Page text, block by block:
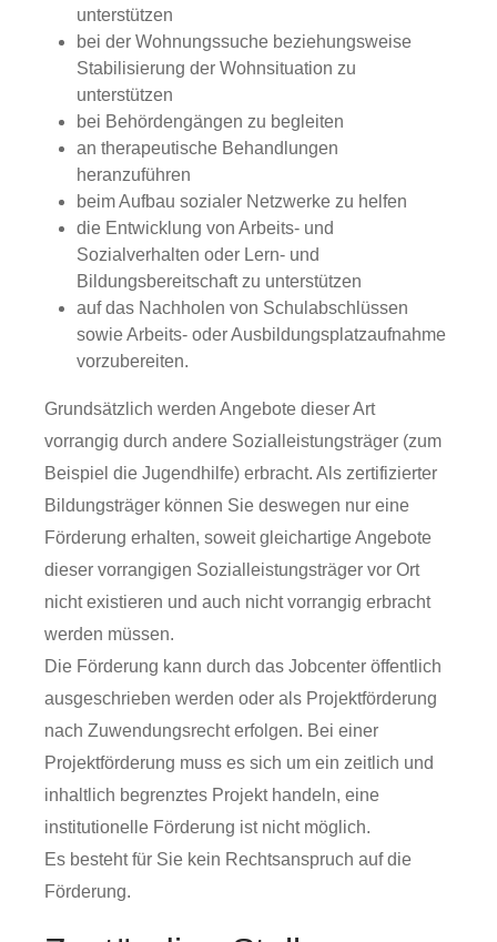
unterstützen
bei der Wohnungssuche beziehungsweise
Stabilisierung der Wohnsituation zu
unterstützen
bei Behördengängen zu begleiten
an therapeutische Behandlungen
heranzuführen
beim Aufbau sozialer Netzwerke zu helfen
die Entwicklung von Arbeits- und
Sozialverhalten oder Lern- und
Bildungsbereitschaft zu unterstützen
auf das Nachholen von Schulabschlüssen
sowie Arbeits- oder Ausbildungsplatzaufnahme
vorzubereiten.
Grundsätzlich werden Angebote dieser Art
vorrangig durch andere Sozialleistungsträger (zum
Beispiel die Jugendhilfe) erbracht. Als zertifizierter
Bildungsträger können Sie deswegen nur eine
Förderung erhalten, soweit gleichartige Angebote
dieser vorrangigen Sozialleistungsträger vor Ort
nicht existieren und auch nicht vorrangig erbracht
werden müssen.
Die Förderung kann durch das Jobcenter öffentlich
ausgeschrieben werden oder als Projektförderung
nach Zuwendungsrecht erfolgen. Bei einer
Projektförderung muss es sich um ein zeitlich und
inhaltlich begrenztes Projekt handeln, eine
institutionelle Förderung ist nicht möglich.
Es besteht für Sie kein Rechtsanspruch auf die
Förderung.